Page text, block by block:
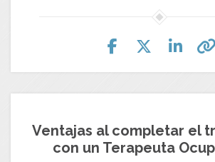
Ventajas al completar el
con un Terapeuta